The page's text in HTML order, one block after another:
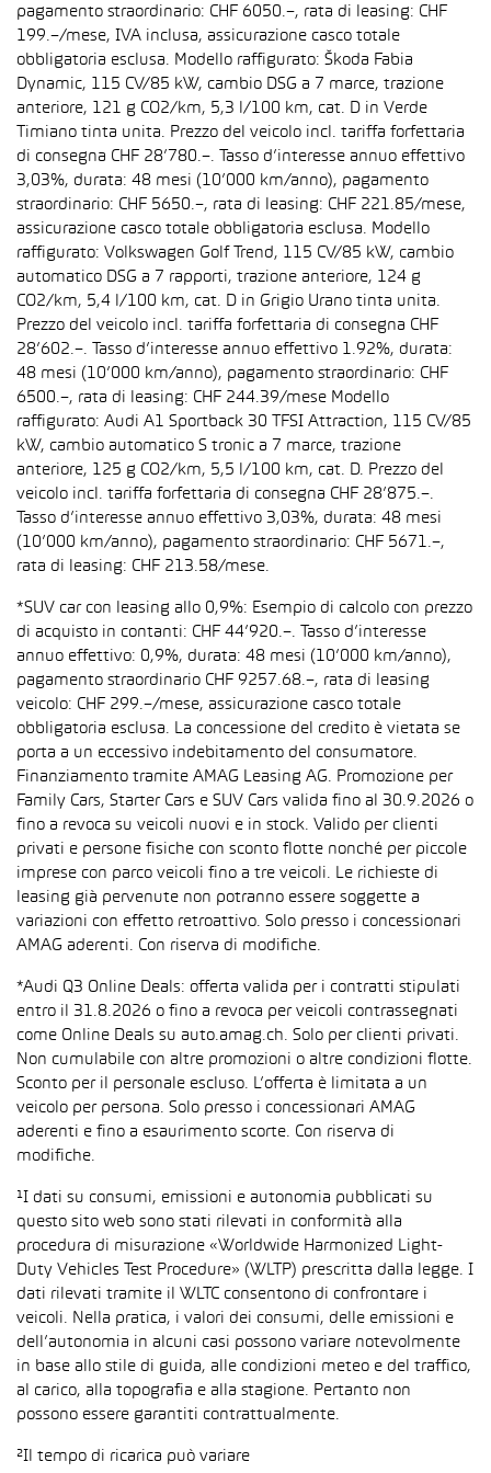
pagamento straordinario: CHF 6050.–, rata di leasing: CHF
199.–/mese, IVA inclusa, assicurazione casco totale
obbligatoria esclusa. Modello raffigurato: Škoda Fabia
Dynamic, 115 CV/85 kW, cambio DSG a 7 marce, trazione
anteriore, 121 g CO2/km, 5,3 l/100 km, cat. D in Verde
Timiano tinta unita. Prezzo del veicolo incl. tariffa forfettaria
di consegna CHF 28’780.–. Tasso d’interesse annuo effettivo
3,03%, durata: 48 mesi (10’000 km/anno), pagamento
straordinario: CHF 5650.–, rata di leasing: CHF 221.85/mese,
assicurazione casco totale obbligatoria esclusa. Modello
raffigurato: Volkswagen Golf Trend, 115 CV/85 kW, cambio
automatico DSG a 7 rapporti, trazione anteriore, 124 g
CO2/km, 5,4 l/100 km, cat. D in Grigio Urano tinta unita.
Prezzo del veicolo incl. tariffa forfettaria di consegna CHF
28’602.–. Tasso d’interesse annuo effettivo 1.92%, durata:
48 mesi (10’000 km/anno), pagamento straordinario: CHF
6500.–, rata di leasing: CHF 244.39/mese Modello
raffigurato: Audi A1 Sportback 30 TFSI Attraction, 115 CV/85
kW, cambio automatico S tronic a 7 marce, trazione
anteriore, 125 g CO2/km, 5,5 l/100 km, cat. D. Prezzo del
veicolo incl. tariffa forfettaria di consegna CHF 28’875.–.
Tasso d’interesse annuo effettivo 3,03%, durata: 48 mesi
(10’000 km/anno), pagamento straordinario: CHF 5671.–,
rata di leasing: CHF 213.58/mese.
*SUV car con leasing allo 0,9%: Esempio di calcolo con prezzo
di acquisto in contanti: CHF 44’920.–. Tasso d’interesse
annuo effettivo: 0,9%, durata: 48 mesi (10’000 km/anno),
pagamento straordinario CHF 9257.68.–, rata di leasing
veicolo: CHF 299.–/mese, assicurazione casco totale
obbligatoria esclusa. La concessione del credito è vietata se
porta a un eccessivo indebitamento del consumatore.
Finanziamento tramite AMAG Leasing AG. Promozione per
Family Cars, Starter Cars e SUV Cars valida fino al 30.9.2026 o
fino a revoca su veicoli nuovi e in stock. Valido per clienti
privati e persone fisiche con sconto flotte nonché per piccole
imprese con parco veicoli fino a tre veicoli. Le richieste di
leasing già pervenute non potranno essere soggette a
variazioni con effetto retroattivo. Solo presso i concessionari
AMAG aderenti. Con riserva di modifiche.
*Audi Q3 Online Deals: offerta valida per i contratti stipulati
entro il 31.8.2026 o fino a revoca per veicoli contrassegnati
come Online Deals su auto.amag.ch. Solo per clienti privati.
Non cumulabile con altre promozioni o altre condizioni flotte.
Sconto per il personale escluso. L’offerta è limitata a un
veicolo per persona. Solo presso i concessionari AMAG
aderenti e fino a esaurimento scorte. Con riserva di
modifiche.
¹I dati su consumi, emissioni e autonomia pubblicati su
questo sito web sono stati rilevati in conformità alla
procedura di misurazione «Worldwide Harmonized Light-
Duty Vehicles Test Procedure» (WLTP) prescritta dalla legge. I
dati rilevati tramite il WLTC consentono di confrontare i
veicoli. Nella pratica, i valori dei consumi, delle emissioni e
dell’autonomia in alcuni casi possono variare notevolmente
in base allo stile di guida, alle condizioni meteo e del traffico,
al carico, alla topografia e alla stagione. Pertanto non
possono essere garantiti contrattualmente.
²Il tempo di ricarica può variare